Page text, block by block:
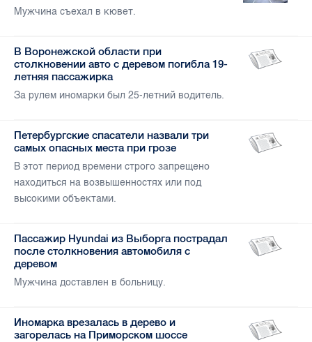
Мужчина съехал в кювет.
В Воронежской области при
столкновении авто с деревом погибла 19-
летняя пассажирка
За рулем иномарки был 25-летний водитель.
Петербургские спасатели назвали три
самых опасных места при грозе
В этот период времени строго запрещено
находиться на возвышенностях или под
высокими объектами.
Пассажир Hyundai из Выборга пострадал
после столкновения автомобиля с
деревом
Мужчина доставлен в больницу.
Иномарка врезалась в дерево и
загорелась на Приморском шоссе